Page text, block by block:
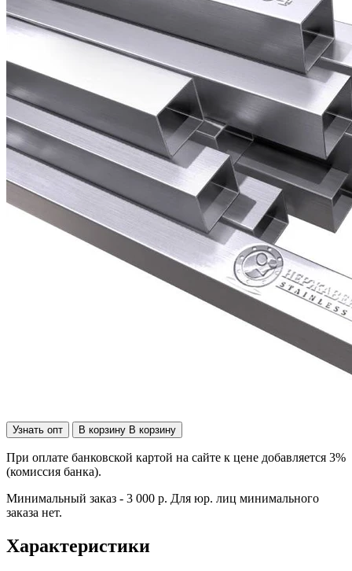
Узнать опт В корзину В корзину
При оплате банковской картой на сайте к цене добавляется 3%
(комиссия банка).
Минимальный заказ - 3 000 р. Для юр. лиц минимального
заказа нет.
Характеристики